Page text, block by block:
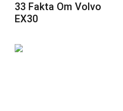
33 Fakta Om Volvo
EX30